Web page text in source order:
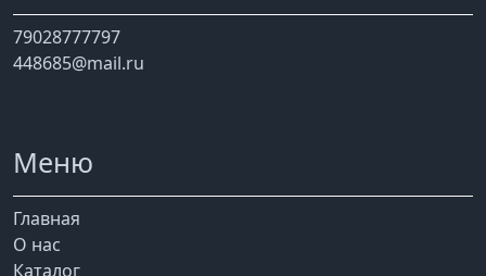
79028777797
448685@mail.ru
Меню
Главная
О нас
Каталог